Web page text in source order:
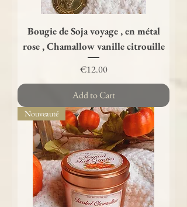
Bougie de Soja voyage , en métal
rose , Chamallow vanille citrouille
Price
€12.00
Add to Cart
Nouveauté